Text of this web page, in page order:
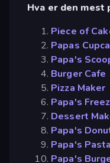
Hva er den
Piece of
Papas
Papa's
Burger Cafe
Pizza Maker
Papa's
Dessert
Papa's
Papa's
Papa's